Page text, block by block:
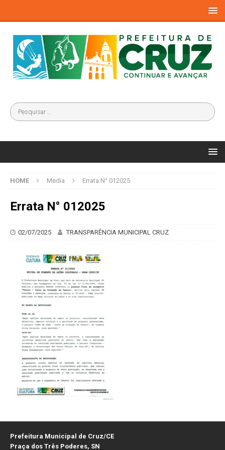
HOME Media Errata N° 012025
Errata N° 012025
02/07/2025 TRANSPARÊNCIA MUNICIPAL CRUZ
Prefeitura Municipal de Cruz/CE
Praça dos Três Poderes, SN